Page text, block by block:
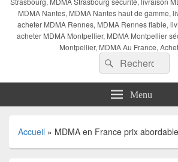
MDMA Nantes, MDMA Nantes haut de gamme,
acheter MDMA Rennes, MDMA Rennes fiable,
acheter MDMA Montpellier, MDMA Montpellier
Montpellier, MDMA Au France,
Recherche :
Rechercher
Menu
Accueil » MDMA en France prix